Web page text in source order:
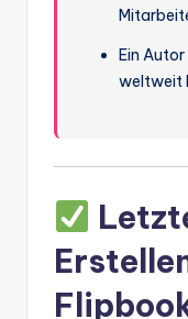
Ein
weltweit